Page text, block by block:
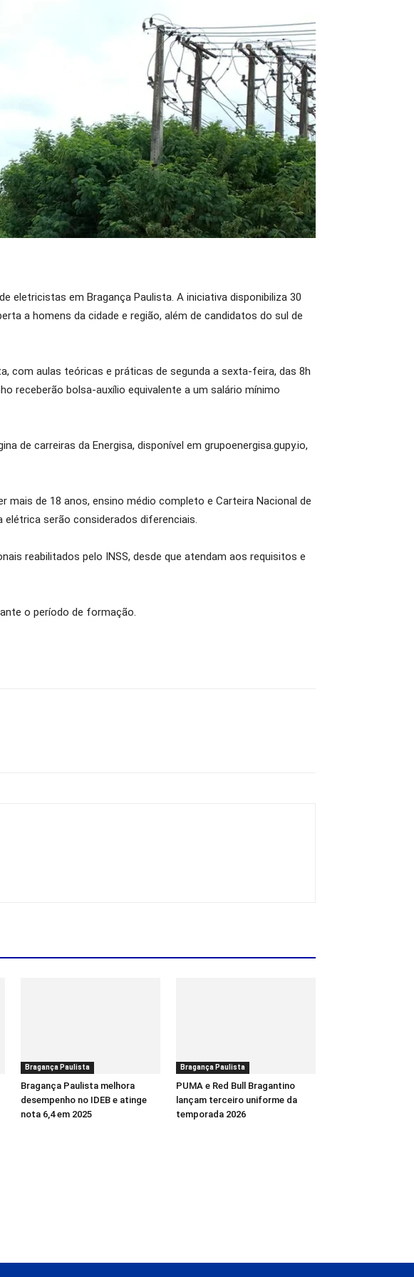
eletricistas em Bragança Paulista. A iniciativa disponibiliza 30
a homens da cidade e região, além de candidatos do sul de
com aulas teóricas e práticas de segunda a sexta-feira, das 8h
receberão bolsa-auxílio equivalente a um salário mínimo
de carreiras da Energisa, disponível em grupoenergisa.gupy.io,
mais de 18 anos, ensino médio completo e Carteira Nacional de
elétrica serão considerados diferenciais.
reabilitados pelo INSS, desde que atendam aos requisitos e
o período de formação.
Bragança Paulista
Bragança Paulista melhora
desempenho no IDEB e atinge
nota 6,4 em 2025
Bragança Paulista
PUMA e Red Bull Bragantino
lançam terceiro uniforme da
temporada 2026